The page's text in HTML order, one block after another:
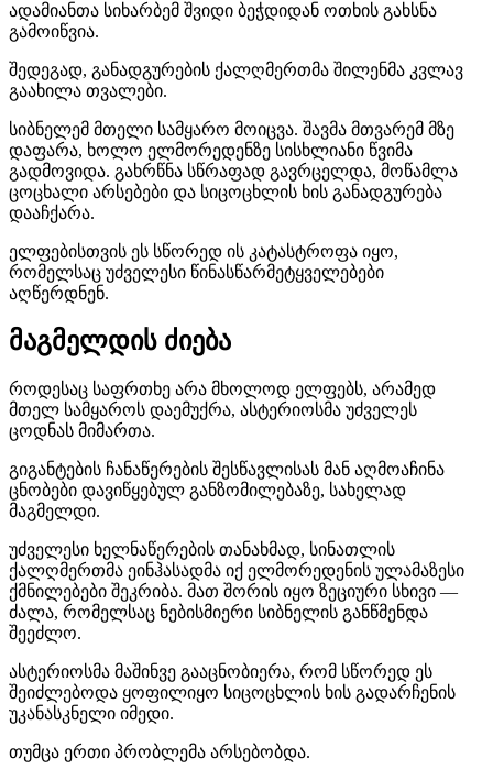
ადამიანთა სიხარბემ შვიდი ბეჭდიდან ოთხის გახსნა
გამოიწვია.
შედეგად, განადგურების ქალღმერთმა შილენმა კვლავ
გაახილა თვალები.
სიბნელემ მთელი სამყარო მოიცვა. შავმა მთვარემ მზე
დაფარა, ხოლო ელმორედენზე სისხლიანი წვიმა
გადმოვიდა. გახრწნა სწრაფად გავრცელდა, მოწამლა
ცოცხალი არსებები და სიცოცხლის ხის განადგურება
დააჩქარა.
ელფებისთვის ეს სწორედ ის კატასტროფა იყო,
რომელსაც უძველესი წინასწარმეტყველებები
აღწერდნენ.
მაგმელდის ძიება
როდესაც საფრთხე არა მხოლოდ ელფებს, არამედ
მთელ სამყაროს დაემუქრა, ასტერიოსმა უძველეს
ცოდნას მიმართა.
გიგანტების ჩანაწერების შესწავლისას მან აღმოაჩინა
ცნობები დავიწყებულ განზომილებაზე, სახელად
მაგმელდი.
უძველესი ხელნაწერების თანახმად, სინათლის
ქალღმერთმა ეინჰასადმა იქ ელმორედენის ულამაზესი
ქმნილებები შეკრიბა. მათ შორის იყო ზეციური სხივი —
ძალა, რომელსაც ნებისმიერი სიბნელის განწმენდა
შეეძლო.
ასტერიოსმა მაშინვე გააცნობიერა, რომ სწორედ ეს
შეიძლებოდა ყოფილიყო სიცოცხლის ხის გადარჩენის
უკანასკნელი იმედი.
თუმცა ერთი პრობლემა არსებობდა.